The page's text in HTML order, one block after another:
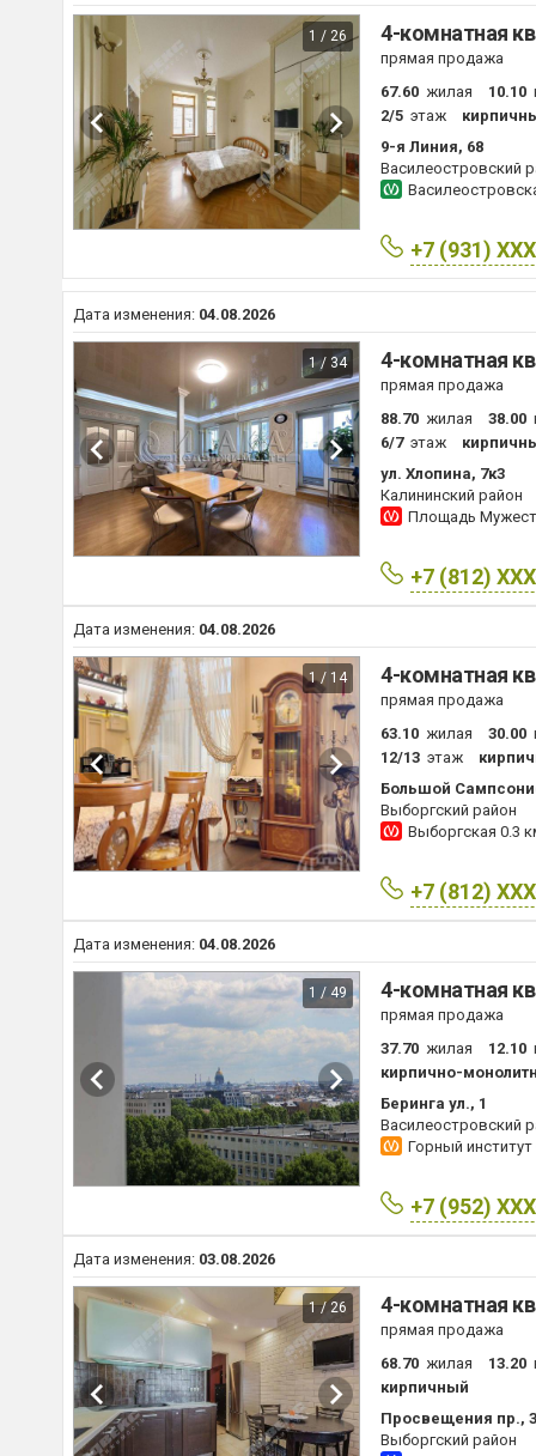
1 / 26 4-комнатная
прямая продажа
67.60 жилая 10.10
2/5 этаж
9-я Линия, 68
Василеостровский
+7 (931)
Дата изменения: 04.08.2026
1 / 34 4-комнатная
прямая продажа
88.70 жилая 38.00
6/7 этаж
ул. Хлопина, 7к3
Калининский район
Площадь
+7 (812)
Дата изменения: 04.08.2026
1 / 14 4-комнатная
прямая продажа
63.10 жилая 30.00
12/13 этаж
Большой
Выборгский район
Выборгская 0.3
+7 (812)
Дата изменения: 04.08.2026
1 / 49 4-комнатная
прямая продажа
37.70 жилая 12.10
кирпично-
Беринга ул., 1
Василеостровский
Горный институт
+7 (952)
Дата изменения: 03.08.2026
1 / 26 4-комнатная
прямая продажа
68.70 жилая 13.20
кирпичный
Просвещения пр.,
Выборгский район